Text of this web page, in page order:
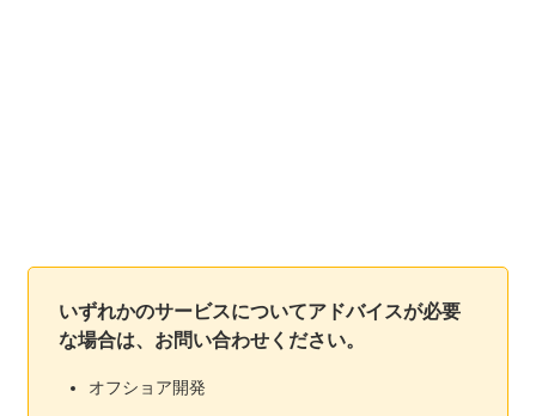
いずれかのサービスについてアドバイスが必要
な場合は、お問い合わせください。
オフショア開発